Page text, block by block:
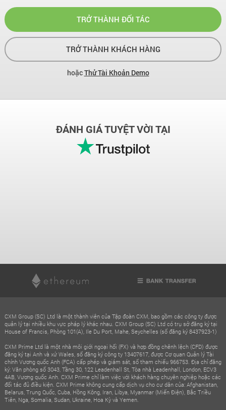
TRỞ THÀNH ĐỐI TÁC
TRỞ THÀNH KHÁCH HÀNG
hoặcThử Tài Khoản Demo
ĐÁNH GIÁ TUYỆT VỜI TẠI
CXM Group (SC) Ltd là một thành viên của Tập đoàn CXM, bao gồm các công ty được
quản lý tại nhiều khu vực pháp lý khác nhau. CXM Group (SC) Ltd có trụ sở đăng ký tại
House of Francis, Phòng 101(A), Ile Du Port, Mahe, Seychelles (số đăng ký 8437923-1)
CXM Prime Ltd là một nhà môi giới ngoại hối (FX) và hợp đồng chênh lệch (CFD) được
đăng ký tại Anh và xứ Wales, số đăng ký công ty 13407617, được Cơ quan Quản lý Tài
chính Vương quốc Anh (FCA) cấp phép và giám sát, số tham chiếu 966753. Địa chỉ đăng
ký: Văn phòng số 3043, Tầng 30, 122 Leadenhall St, Tòa nhà Leadenhall, London, ECV3
4AB, Vương quốc Anh. CXM Prime chỉ làm việc với khách hàng chuyên nghiệp hoặc các
đối tác đủ điều kiện. CXM Prime không cung cấp dịch vụ cho cư dân của: Afghanistan,
Belarus, Trung Quốc, Cuba, Hồng Kông, Iran, Libya, Myanmar (Miến Điện), Bắc Triều
Tiên, Nga, Somalia, Sudan, Ukraine, Hoa Kỳ và Yemen.